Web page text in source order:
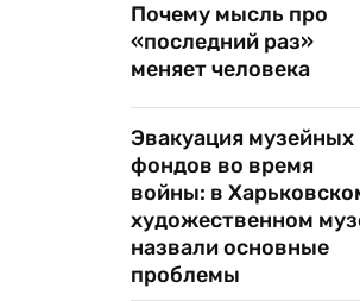
Почему мысль про
«последний раз»
меняет человека
Эвакуация музейных
фондов во время
войны: в
художественном
назвали основные
проблемы